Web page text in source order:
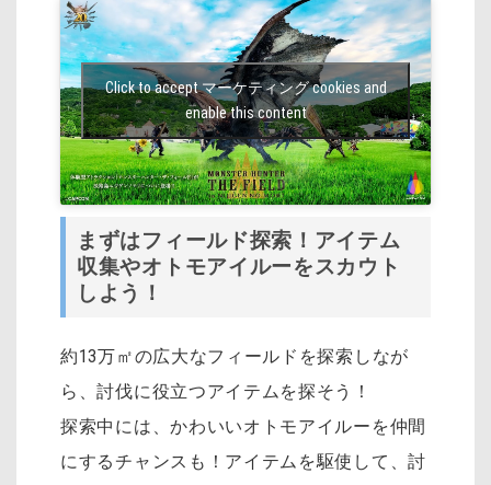
Click to accept マーケティング cookies and
enable this content
まずはフィールド探索！アイテム
収集やオトモアイルーをスカウト
しよう！
約13万㎡の広大なフィールドを探索しなが
ら、討伐に役立つアイテムを探そう！
探索中には、かわいいオトモアイルーを仲間
にするチャンスも！アイテムを駆使して、討